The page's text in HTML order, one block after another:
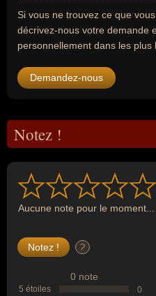
Si vous ne trouvez ce que
décrivez-nous votre demande
personnellement dans les plus
Demandez-nous
Notez !
Aucune note pour le moment...
?
0 note
5 étoiles
0